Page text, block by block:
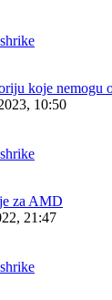
shrike
koje nemogu
10:50
shrike
za AMD
21:47
shrike